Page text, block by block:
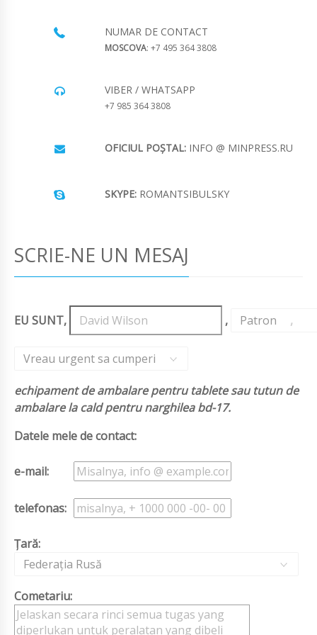
NUMAR DE CONTACT
MOSCOVA: +7 495 364 3808
VIBER / WHATSAPP
+7 985 364 3808
OFICIUL POȘTAL: INFO @ MINPRESS.RU
SKYPE: ROMANTSIBULSKY
SCRIE-NE UN MESAJ
EU SUNT, , Patron ,
Vreau urgent sa cumperi
echipament de ambalare pentru tablete sau tutun de
ambalare la cald pentru narghilea bd-17.
Datele mele de contact:
e-mail:
telefonas:
Țară:
Federația Rusă
Cometariu: